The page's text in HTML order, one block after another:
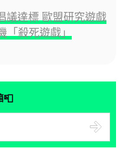
議達標 歐盟研究遊戲
「殺死遊戲」
📮